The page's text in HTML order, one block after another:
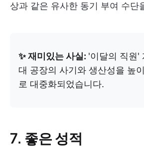
상과 같은 유사한 동기 부여 수단
✨ 재미있는 사실: '이달의 직원'
대 공장의 사기와 생산성을 높
로 대중화되었습니다.
7. 좋은 성적